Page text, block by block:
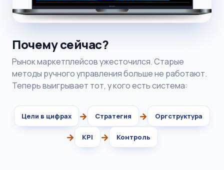
Почему сейчас?
Рынок маркетплейсов ужесточился. Старые
методы ручного управления больше не работают.
Теперь выигрывает тот, у кого есть система:
Цели в цифрах → Стратегия → Оргструктура
→ KPI → Контроль